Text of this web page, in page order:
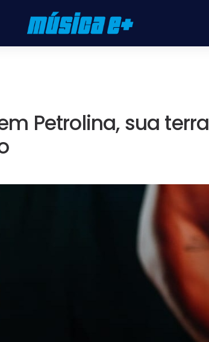
Petrolina, sua terra